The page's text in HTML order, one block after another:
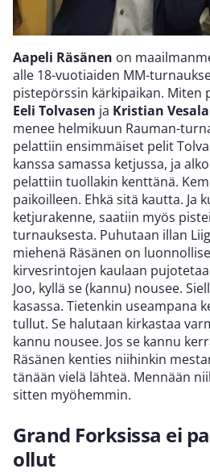
Aapeli Räsänen on
alle 18-vuotiaiden MM-
pistepörssin kärkipaikan. Miten
Eeli Tolvasen ja Kristian
menee helmikuun Rauman-
pelattiin ensimmäiset pelit
kanssa samassa ketjussa, ja
pelattiin tuollakin kenttänä.
paikoilleen. Ehkä sitä kautta. Ja
ketjurakenne, saatiin myös
turnauksesta. Puhutaan illan
miehenä Räsänen on
kirvesrintojen kaulaan
Joo, kyllä se (kannu) nousee.
kasassa. Tietenkin useampana
tullut. Se halutaan kirkastaa
kannu nousee. Jos se kannu
Räsänen kenties niihinkin
tänään vielä lähteä. Mennään
sitten myöhemmin.
Grand Forksissa ei
ollut